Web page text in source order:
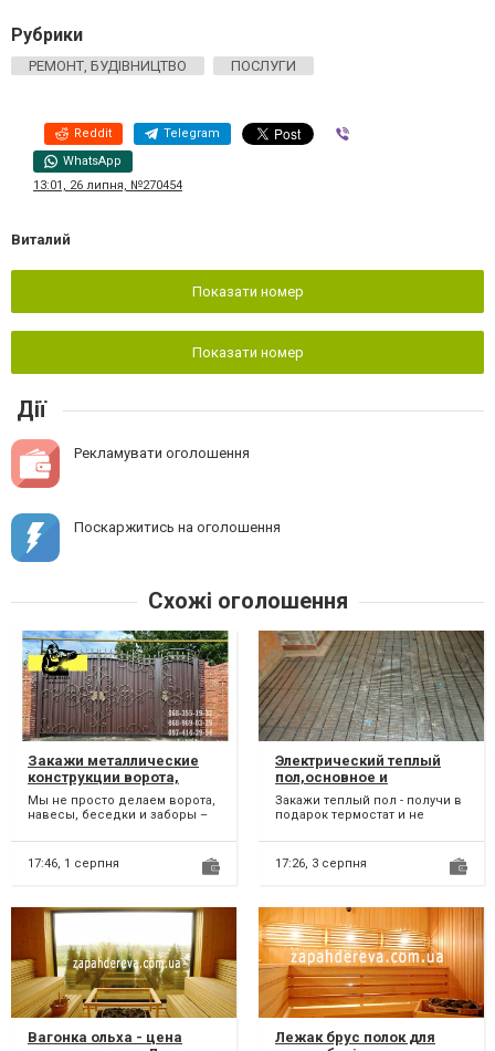
Рубрики
РЕМОНТ, БУДІВНИЦТВО ПОСЛУГИ
Reddit Telegram
WhatsApp
13:01, 26 липня, №270454
Виталий
Показати номер
Показати номер
Дії
Рекламувати оголошення
Поскаржитись на оголошення
Схожі оголошення
Закажи металлические
конструкции ворота,
навесы, решетки, мафы,
заборы
Мы не просто делаем ворота,
навесы, беседки и заборы –
индивидуальный дизайн. Вся
п...
17:46, 1 серпня
Электрический теплый
пол,основное и
дополнительное
отопление
Закажи теплый пол - получи в
подарок термостат и не
Низкие цены. Возвр...
17:26, 3 серпня
Вагонка ольха - цена
Лежак брус полок для